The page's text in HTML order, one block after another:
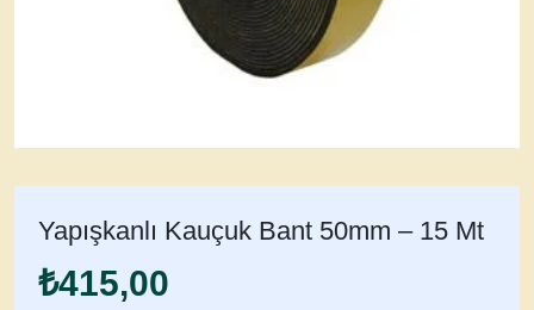
Yapışkanlı Kauçuk Bant 50mm – 15 Mt
₺415,00